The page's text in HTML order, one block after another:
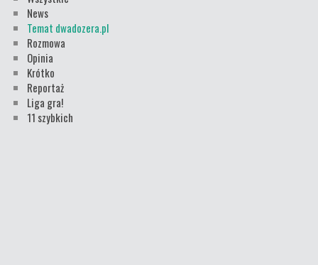
News
Temat dwadozera.pl
Rozmowa
Opinia
Krótko
Reportaż
Liga gra!
11 szybkich